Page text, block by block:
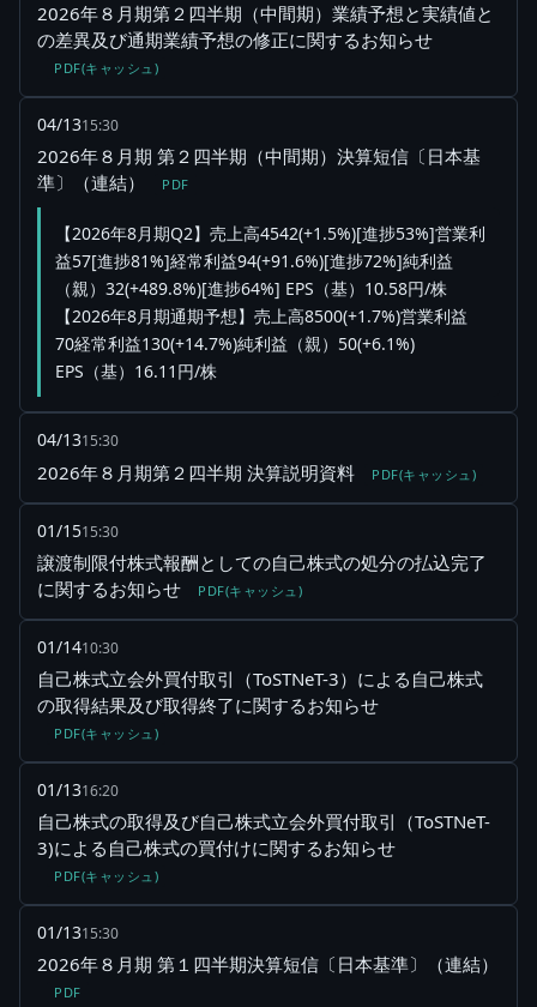
2026年８月期第２四半期（中間期）業績予想と実績値と
の差異及び通期業績予想の修正に関するお知らせ
PDF(キャッシュ)
04/1315:30
2026年８月期 第２四半期（中間期）決算短信〔日本基
準〕（連結）
PDF
【2026年8月期Q2】売上高4542(+1.5%)[進捗53%]営業利
益57[進捗81%]経常利益94(+91.6%)[進捗72%]純利益
（親）32(+489.8%)[進捗64%] EPS（基）10.58円/株
【2026年8月期通期予想】売上高8500(+1.7%)営業利益
70経常利益130(+14.7%)純利益（親）50(+6.1%)
EPS（基）16.11円/株
04/1315:30
2026年８月期第２四半期 決算説明資料 PDF(キャッシュ)
01/1515:30
譲渡制限付株式報酬としての自己株式の処分の払込完了
に関するお知らせ
PDF(キャッシュ)
01/1410:30
自己株式立会外買付取引（ToSTNeT-3）による自己株式
の取得結果及び取得終了に関するお知らせ
PDF(キャッシュ)
01/1316:20
自己株式の取得及び自己株式立会外買付取引（ToSTNeT-
3)による自己株式の買付けに関するお知らせ
PDF(キャッシュ)
01/1315:30
2026年８月期 第１四半期決算短信〔日本基準〕（連結）
PDF